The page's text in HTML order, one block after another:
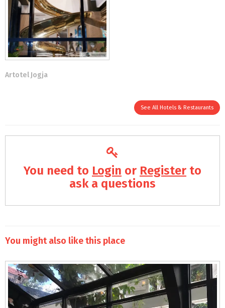
Artotel Jogja
See All Hotels & Restaurants
You need to Login or Register to
ask a questions
You might also like this place